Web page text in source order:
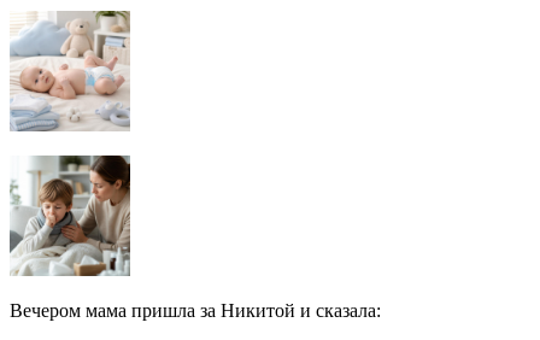
Вечером мама пришла за Никитой и сказала: